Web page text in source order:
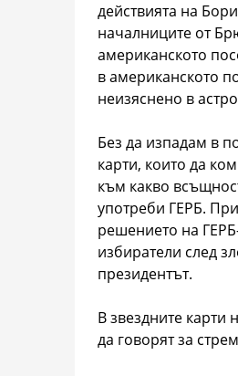
действията на
началниците от
американското
в американското
неизяснено в
Без да изпадам в
карти, които да
към какво
употреби ГЕРБ.
решението на
избиратели след
президентът.
В звездните карти
да говорят за